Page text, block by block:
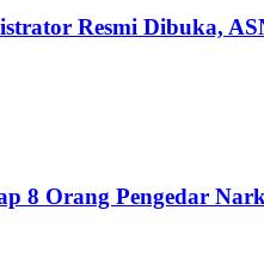
Resmi Dibuka,
8 Orang Pengedar